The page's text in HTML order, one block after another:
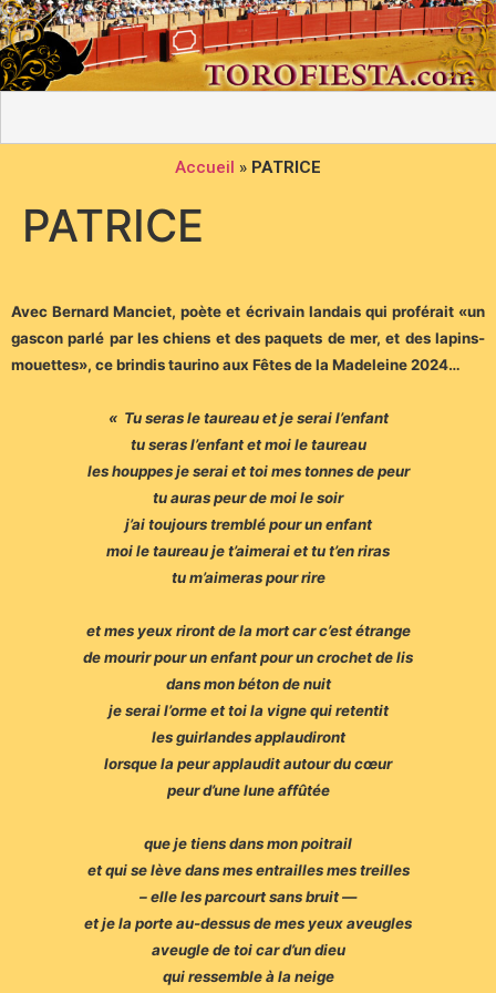
Accueil » PATRICE
PATRICE
Avec Bernard Manciet, poète et écrivain landais qui proférait «un
gascon parlé par les chiens et des paquets de mer, et des lapins-
mouettes», ce brindis taurino aux Fêtes de la Madeleine 2024…
« Tu seras le taureau et je serai l’enfant
tu seras l’enfant et moi le taureau
les houppes je serai et toi mes tonnes de peur
tu auras peur de moi le soir
j’ai toujours tremblé pour un enfant
moi le taureau je t’aimerai et tu t’en riras
tu m’aimeras pour rire
et mes yeux riront de la mort car c’est étrange
de mourir pour un enfant pour un crochet de lis
dans mon béton de nuit
je serai l’orme et toi la vigne qui retentit
les guirlandes applaudiront
lorsque la peur applaudit autour du cœur
peur d’une lune affûtée
que je tiens dans mon poitrail
et qui se lève dans mes entrailles mes treilles
– elle les parcourt sans bruit —
et je la porte au-dessus de mes yeux aveugles
aveugle de toi car d’un dieu
qui ressemble à la neige